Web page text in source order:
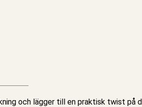
och lägger till en praktisk twist